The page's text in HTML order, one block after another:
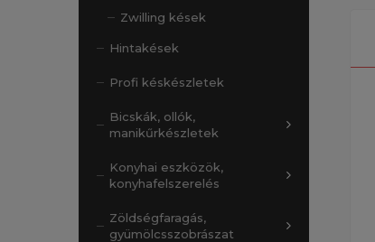
Zwilling kések
Hintakések
Profi késkészletek
Bicskák, ollók,
manikűrkészletek
Konyhai eszközök,
konyhafelszerelés
Zöldségfaragás,
gyümölcsszobrászat